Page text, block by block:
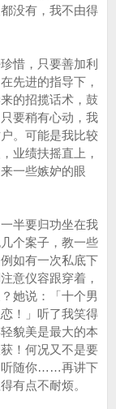
没有，我不由得
惜，只要善加利
先进的指导下，
的招揽话术，鼓
要稍有心动，我
。可能是我比较
业绩扶摇直上，
一些嫉妒的眼
半要归功坐在我
个案子，教一些
如有一次私底下
意仪容跟穿着，
她说：「十个男
！」听了我笑得
貌美是最大的本
！何况又不是要
听随你……再讲下
有点不耐烦。